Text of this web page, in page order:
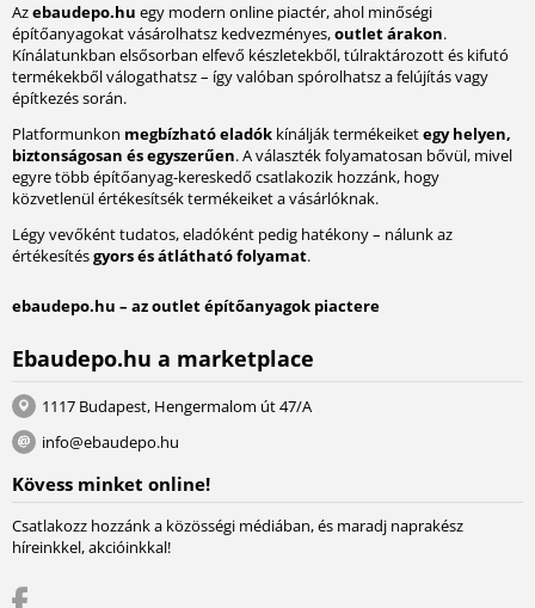
Azebaudepo.hu egy modern online piactér, ahol minőségi
építőanyagokat vásárolhatsz kedvezményes,outlet árakon.
Kínálatunkban elsősorban elfevő készletekből, túlraktározott és kifutó
termékekből válogathatsz – így valóban spórolhatsz a felújítás vagy
építkezés során.
Platformunkon megbízható eladók kínálják termékeiketegy helyen,
biztonságosan és egyszerűen. A választék folyamatosan bővül, mivel
egyre több építőanyag-kereskedő csatlakozik hozzánk, hogy
közvetlenül értékesítsék termékeiket a vásárlóknak.
Légy vevőként tudatos, eladóként pedig hatékony – nálunk az
értékesítésgyors és átlátható folyamat.
ebaudepo.hu – az outlet építőanyagok piactere
Ebaudepo.hu a marketplace
1117 Budapest, Hengermalom út 47/A
info@ebaudepo.hu
Kövess minket online!
Csatlakozz hozzánk a közösségi médiában, és maradj naprakész
híreinkkel, akcióinkkal!